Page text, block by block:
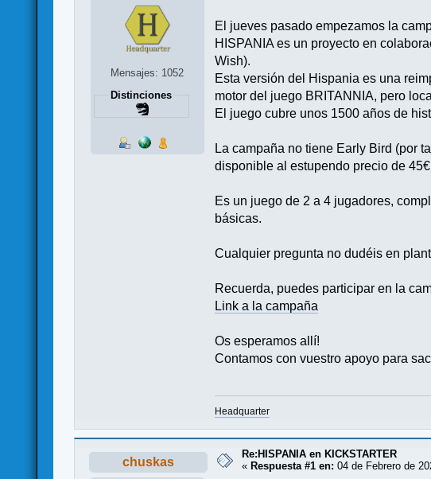
Mensajes: 1052
Distinciones
El jueves pasado empezamos la
HISPANIA es un proyecto en
Wish).
Esta versión del Hispania es una
motor del juego BRITANNIA, pero
El juego cubre unos 1500 años de
La campaña no tiene Early Bird (por
disponible al estupendo precio de
Es un juego de 2 a 4 jugadores,
básicas.
Cualquier pregunta no dudéis en
Recuerda, puedes participar en la
Link a la campaña
Os esperamos allí!
Contamos con vuestro apoyo para
Headquarter
chuskas
Re:HISPANIA en KICKSTARTER
«Respuesta #1 en: 04 de Febrero de